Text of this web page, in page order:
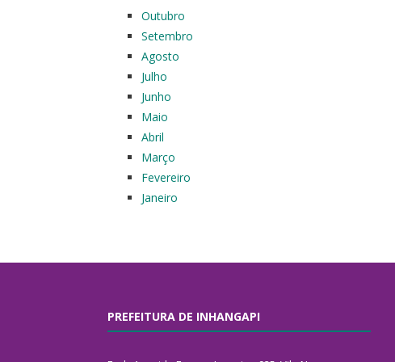
Outubro
Setembro
Agosto
Julho
Junho
Maio
Abril
Março
Fevereiro
Janeiro
PREFEITURA DE INHANGAPI